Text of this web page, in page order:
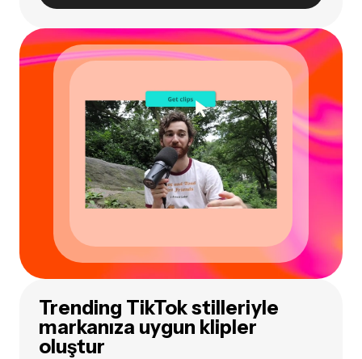
Trending TikTok stilleriyle
markanıza uygun klipler
oluştur